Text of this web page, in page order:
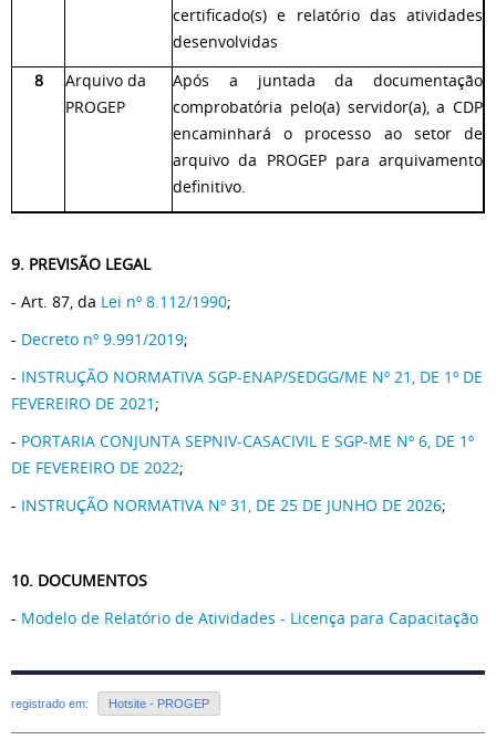
certificado(s) e relatório das atividades
desenvolvidas
8
Arquivo da
PROGEP
Após a juntada da documentação
comprobatória pelo(a) servidor(a), a CDP
encaminhará o processo ao setor de
arquivo da PROGEP para arquivamento
definitivo.
9. PREVISÃO LEGAL
- Art. 87, da Lei nº 8.112/1990;
- Decreto nº 9.991/2019;
- INSTRUÇÃO NORMATIVA SGP-ENAP/SEDGG/ME Nº 21, DE 1º DE
FEVEREIRO DE 2021 ;
- PORTARIA CONJUNTA SEPNIV-CASACIVIL E SGP-ME Nº 6, DE 1º
DE FEVEREIRO DE 2022;
- INSTRUÇÃO NORMATIVA Nº 31, DE 25 DE JUNHO DE 2026;
10. DOCUMENTOS
- Modelo de Relatório de Atividades - Licença para Capacitação
registrado em: Hotsite - PROGEP